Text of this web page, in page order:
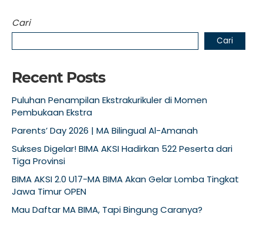
Cari
Cari
Recent Posts
Puluhan Penampilan Ekstrakurikuler di Momen
Pembukaan Ekstra
Parents’ Day 2026 | MA Bilingual Al-Amanah
Sukses Digelar! BIMA AKSI Hadirkan 522 Peserta dari
Tiga Provinsi
BIMA AKSI 2.0 U17-MA BIMA Akan Gelar Lomba Tingkat
Jawa Timur OPEN
Mau Daftar MA BIMA, Tapi Bingung Caranya?